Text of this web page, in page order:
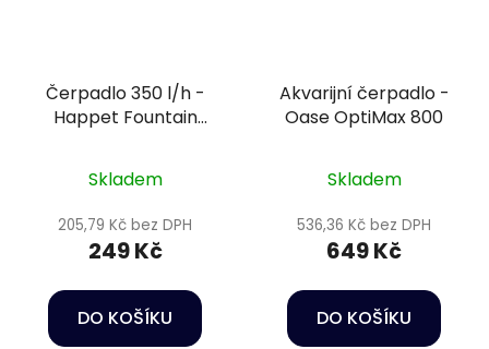
Čerpadlo 350 l/h -
Happet Fountain
Skladem
205,79 Kč bez DPH
249 Kč
DO KOŠÍKU
Akvarijní čerpadlo -
Oase OptiMax 800
Skladem
536,36 Kč bez DPH
649 Kč
DO KOŠÍKU